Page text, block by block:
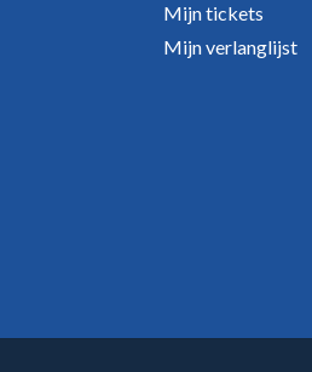
Mijn tickets
Mijn verlanglijst